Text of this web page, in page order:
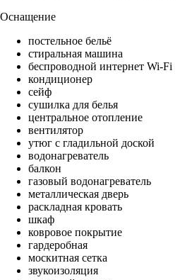
Оснащение
постельное бельё
стиральная машина
беспроводной интернет Wi-Fi
кондиционер
сейф
сушилка для белья
центральное отопление
вентилятор
утюг с гладильной доской
водонагреватель
балкон
газовый водонагреватель
металлическая дверь
раскладная кровать
шкаф
ковровое покрытие
гардеробная
москитная сетка
звукоизоляция